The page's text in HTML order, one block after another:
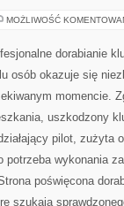
MOŻLIWOŚĆ
dorabianie
osób okazuje się
momencie.
uszkodzony
pilot, zużyta
potrzeba wykonania
poświęcona
szukają